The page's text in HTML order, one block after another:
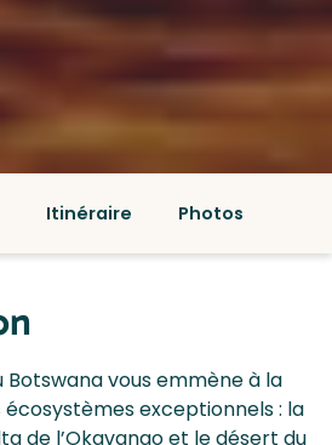
Itinéraire Photos
Botswana vous emmène à la
exceptionnels : la
de l’Okavango et le désert du